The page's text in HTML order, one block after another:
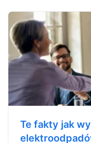
Te fakty jak